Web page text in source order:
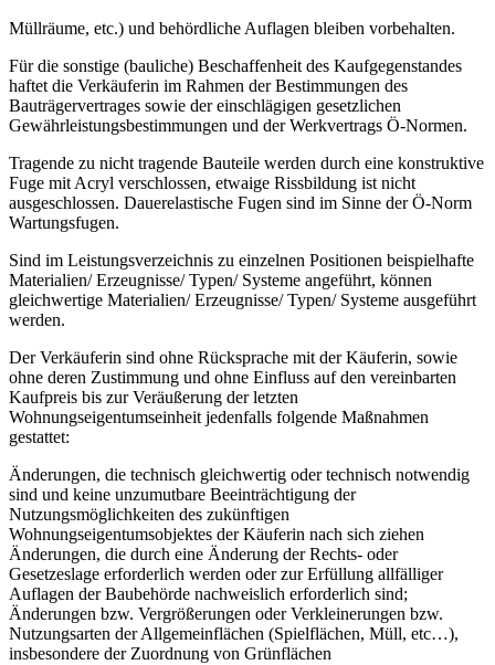
Müllräume, etc.) und behördliche Auflagen bleiben vorbehalten.
Für die sonstige (bauliche) Beschaffenheit des Kaufgegenstandes
haftet die Verkäuferin im Rahmen der Bestimmungen des
Bauträgervertrages sowie der einschlägigen gesetzlichen
Gewährleistungsbestimmungen und der Werkvertrags Ö-Normen.
Tragende zu nicht tragende Bauteile werden durch eine konstruktive
Fuge mit Acryl verschlossen, etwaige Rissbildung ist nicht
ausgeschlossen. Dauerelastische Fugen sind im Sinne der Ö-Norm
Wartungsfugen.
Sind im Leistungsverzeichnis zu einzelnen Positionen beispielhafte
Materialien/ Erzeugnisse/ Typen/ Systeme angeführt, können
gleichwertige Materialien/ Erzeugnisse/ Typen/ Systeme ausgeführt
werden.
Der Verkäuferin sind ohne Rücksprache mit der Käuferin, sowie
ohne deren Zustimmung und ohne Einfluss auf den vereinbarten
Kaufpreis bis zur Veräußerung der letzten
Wohnungseigentumseinheit jedenfalls folgende Maßnahmen
gestattet:
Änderungen, die technisch gleichwertig oder technisch notwendig
sind und keine unzumutbare Beeinträchtigung der
Nutzungsmöglichkeiten des zukünftigen
Wohnungseigentumsobjektes der Käuferin nach sich ziehen
Änderungen, die durch eine Änderung der Rechts- oder
Gesetzeslage erforderlich werden oder zur Erfüllung allfälliger
Auflagen der Baubehörde nachweislich erforderlich sind;
Änderungen bzw. Vergrößerungen oder Verkleinerungen bzw.
Nutzungsarten der Allgemeinflächen (Spielflächen, Müll, etc…),
insbesondere der Zuordnung von Grünflächen